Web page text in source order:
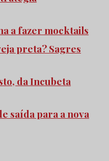
a fazer mocktails
preta? Sagres
da Incubeta
saída para a nova